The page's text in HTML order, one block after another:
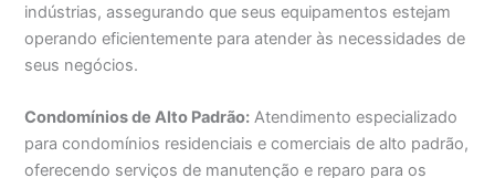
indústrias, assegurando que seus equipamentos estejam
operando eficientemente para atender às necessidades de
seus negócios.
Condomínios de Alto Padrão: Atendimento especializado
para condomínios residenciais e comerciais de alto padrão,
oferecendo serviços de manutenção e reparo para os